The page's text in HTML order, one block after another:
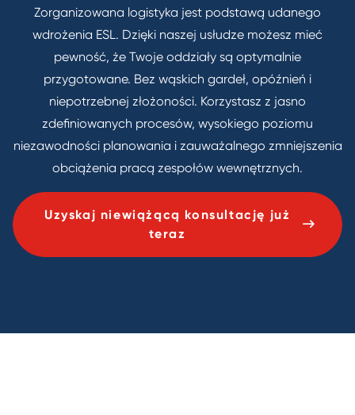
Zorganizowana logistyka jest podstawą udanego
wdrożenia ESL. Dzięki naszej usłudze możesz mieć
pewność, że Twoje oddziały są optymalnie
przygotowane. Bez wąskich gardeł, opóźnień i
niepotrzebnej złożoności. Korzystasz z jasno
zdefiniowanych procesów, wysokiego poziomu
niezawodności planowania i zauważalnego zmniejszenia
obciążenia pracą zespołów wewnętrznych.
Uzyskaj niewiążącą konsultację już
teraz